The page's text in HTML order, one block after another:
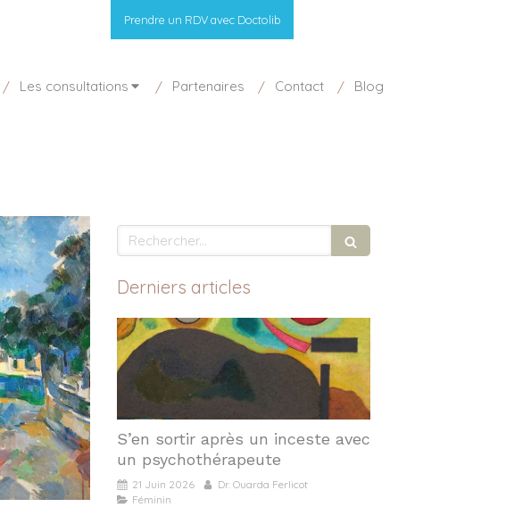
Prendre un RDV avec Doctolib
Les consultations Partenaires Contact Blog
Rechercher
Derniers articles
S’en sortir après un inceste avec
un psychothérapeute
21 Juin 2026
Dr. Ouarda Ferlicot
Féminin